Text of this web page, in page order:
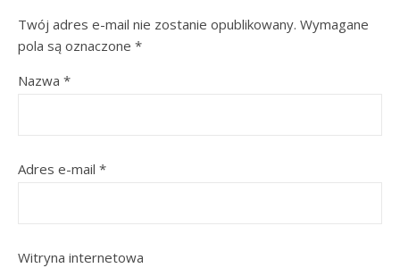
Twój adres e-mail nie zostanie opublikowany. Wymagane
pola są oznaczone *
Nazwa *
Adres e-mail *
Witryna internetowa